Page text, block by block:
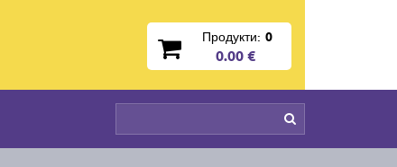
Продукти: 0
0.00 €